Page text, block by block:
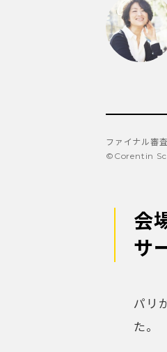
ファイナル審
©️Corentin
会
サ
パリ
た。